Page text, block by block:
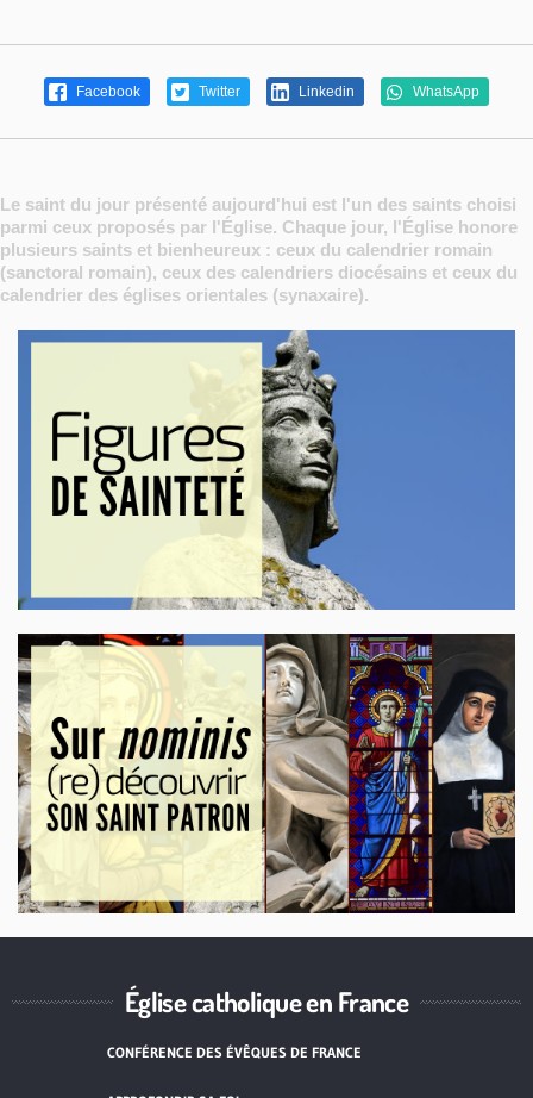
Facebook Twitter Linkedin WhatsApp
Le saint du jour présenté aujourd'hui est l'un des saints choisi
parmi ceux proposés par l'Église. Chaque jour, l'Église honore
plusieurs saints et bienheureux : ceux du calendrier romain
(sanctoral romain), ceux des calendriers diocésains et ceux du
calendrier des églises orientales (synaxaire).
Église catholique en France
CONFÉRENCE DES ÉVÊQUES DE FRANCE